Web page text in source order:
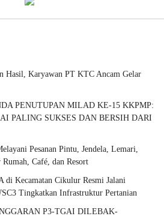
Hasil, Karyawan PT KTC Ancam Gelar
PENUTUPAN MILAD KE-15 KKPMP:
PALING SUKSES DAN BERSIH DARI
Pesanan Pintu, Jendela, Lemari,
Café, dan Resort
di Kecamatan Cikulur Resmi Jalani
Tingkatkan Infrastruktur Pertanian
P3-TGAI DILEBAK-